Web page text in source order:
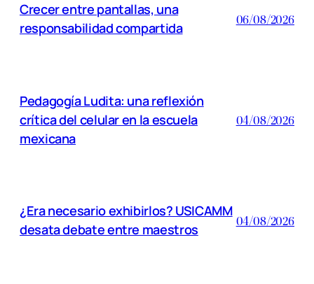
Crecer entre pantallas, una
responsabilidad compartida
06/08/2026
Pedagogía Ludita: una reflexión
crítica del celular en la escuela
mexicana
04/08/2026
¿Era necesario exhibirlos? USICAMM
desata debate entre maestros
04/08/2026